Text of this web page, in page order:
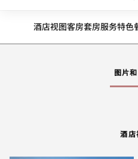
酒店视图客房套房服务特色
图片
酒店